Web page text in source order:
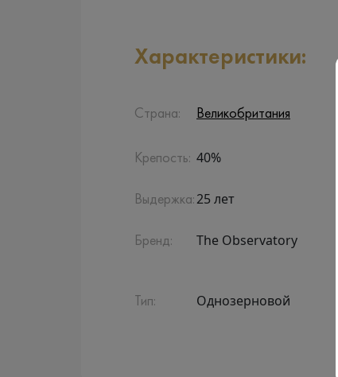
Характеристики:
Страна: Великобритания
Крепость: 40%
Выдержка:25 лет
Бренд: The Observatory
Тип: Однозерновой